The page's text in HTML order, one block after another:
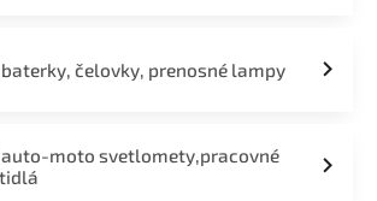
baterky, čelovky, prenosné lampy
auto-moto svetlomety,pracovné